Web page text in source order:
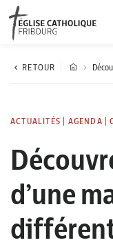
Région diocésaine
Agenda
Corporation
RETOUR
ACTUALITÉS AGENDA |
d’une